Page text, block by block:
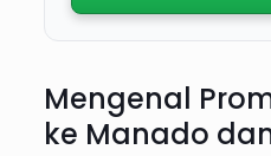
Mengenal
ke Manado